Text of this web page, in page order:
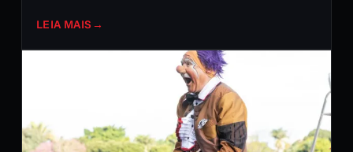
LEIA MAIS →